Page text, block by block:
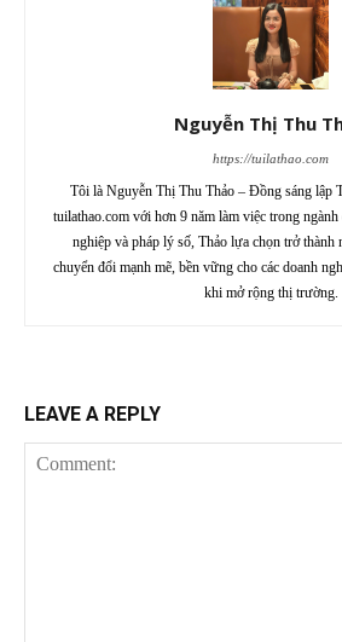
Nguyễn Thị Thu
https://tuilathao.com
Tôi là Nguyễn Thị Thu Thảo – Đồng sáng lập
tuilathao.com với hơn 9 năm làm việc trong
nghiệp và pháp lý số, Thảo lựa chọn trở
chuyển đổi mạnh mẽ, bền vững cho các doanh
khi mở rộng thị trường.
LEAVE A REPLY